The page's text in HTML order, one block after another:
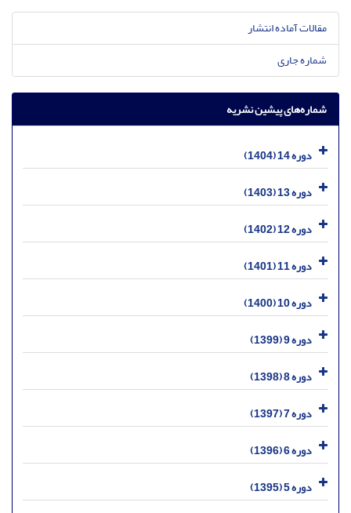
مقالات آماده انتشار
شماره جاری
شماره‌های پیشین نشریه
دوره 14 (1404)
دوره 13 (1403)
دوره 12 (1402)
دوره 11 (1401)
دوره 10 (1400)
دوره 9 (1399)
دوره 8 (1398)
دوره 7 (1397)
دوره 6 (1396)
دوره 5 (1395)